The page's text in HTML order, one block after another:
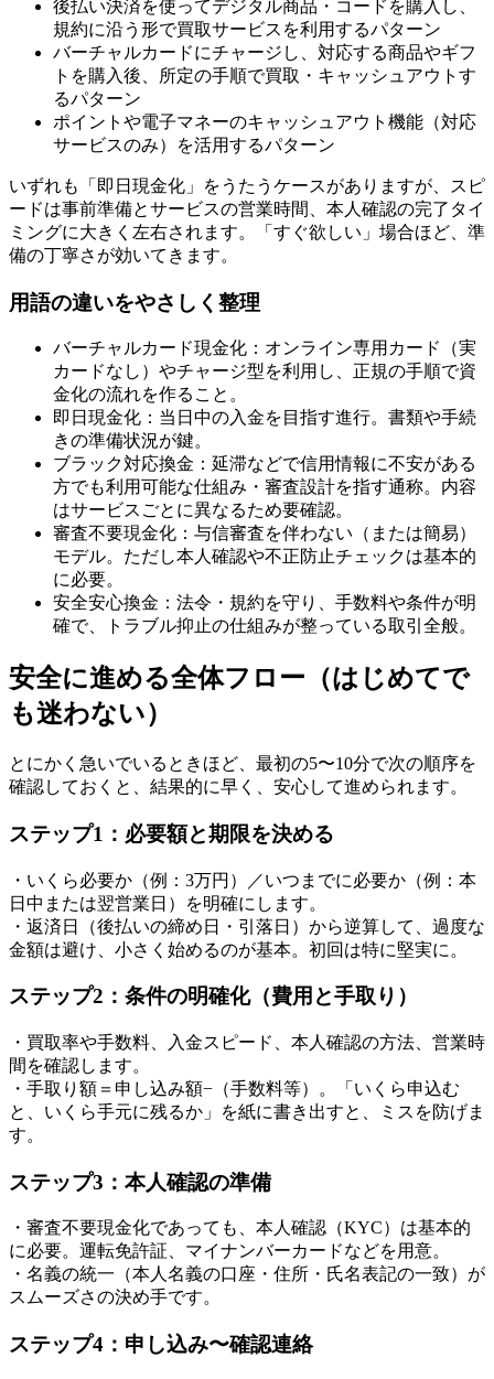
後払い決済を使ってデジタル商品・コードを購入し、
規約に沿う形で買取サービスを利用するパターン
バーチャルカードにチャージし、対応する商品やギフ
トを購入後、所定の手順で買取・キャッシュアウトす
るパターン
ポイントや電子マネーのキャッシュアウト機能（対応
サービスのみ）を活用するパターン
いずれも「即日現金化」をうたうケースがありますが、スピ
ードは事前準備とサービスの営業時間、本人確認の完了タイ
ミングに大きく左右されます。「すぐ欲しい」場合ほど、準
備の丁寧さが効いてきます。
用語の違いをやさしく整理
バーチャルカード現金化：オンライン専用カード（実
カードなし）やチャージ型を利用し、正規の手順で資
金化の流れを作ること。
即日現金化：当日中の入金を目指す進行。書類や手続
きの準備状況が鍵。
ブラック対応換金：延滞などで信用情報に不安がある
方でも利用可能な仕組み・審査設計を指す通称。内容
はサービスごとに異なるため要確認。
審査不要現金化：与信審査を伴わない（または簡易）
モデル。ただし本人確認や不正防止チェックは基本的
に必要。
安全安心換金：法令・規約を守り、手数料や条件が明
確で、トラブル抑止の仕組みが整っている取引全般。
安全に進める全体フロー（はじめてで
も迷わない）
とにかく急いでいるときほど、最初の5〜10分で次の順序を
確認しておくと、結果的に早く、安心して進められます。
ステップ1：必要額と期限を決める
・いくら必要か（例：3万円）／いつまでに必要か（例：本
日中または翌営業日）を明確にします。
・返済日（後払いの締め日・引落日）から逆算して、過度な
金額は避け、小さく始めるのが基本。初回は特に堅実に。
ステップ2：条件の明確化（費用と手取り）
・買取率や手数料、入金スピード、本人確認の方法、営業時
間を確認します。
・手取り額＝申し込み額−（手数料等）。「いくら申込む
と、いくら手元に残るか」を紙に書き出すと、ミスを防げま
す。
ステップ3：本人確認の準備
・審査不要現金化であっても、本人確認（KYC）は基本的
に必要。運転免許証、マイナンバーカードなどを用意。
・名義の統一（本人名義の口座・住所・氏名表記の一致）が
スムーズさの決め手です。
ステップ4：申し込み〜確認連絡